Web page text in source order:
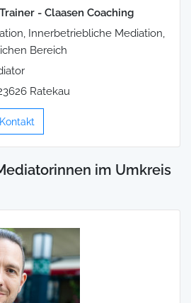
- Claasen Coaching
Innerbetriebliche Mediation,
Bereich
Ratekau
Kontakt
im Umkreis